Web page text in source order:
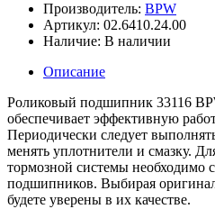
Производитель: BPW
Артикул: 02.6410.24.00
Наличие: В наличии
Описание
Роликовый подшипник 33116
обеспечивает эффективную
Периодически следует
менять уплотнители и смазку.
тормозной системы необходимо
подшипников. Выбирая
будете уверены в их качестве.